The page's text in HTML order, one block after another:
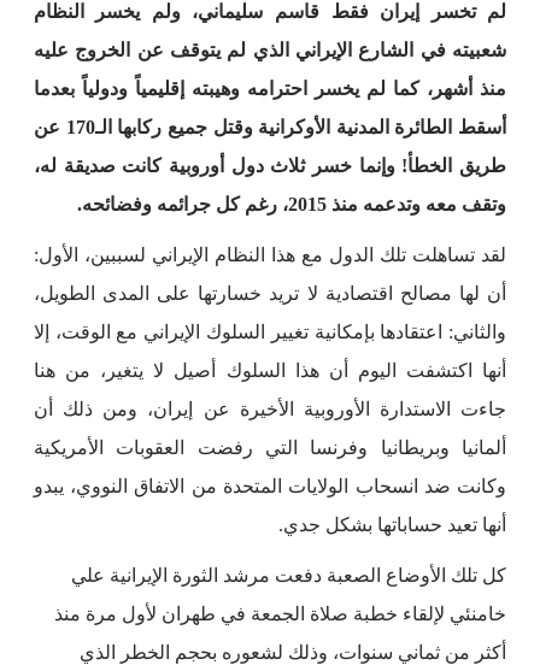
لم تخسر إيران فقط قاسم سليماني، ولم يخسر النظام
شعبيته في الشارع الإيراني الذي لم يتوقف عن الخروج عليه
منذ أشهر، كما لم يخسر احترامه وهيبته إقليمياً ودولياً بعدما
أسقط الطائرة المدنية الأوكرانية وقتل جميع ركابها الـ170 عن
طريق الخطأ! وإنما خسر ثلاث دول أوروبية كانت صديقة له،
وتقف معه وتدعمه منذ 2015، رغم كل جرائمه وفضائحه.
لقد تساهلت تلك الدول مع هذا النظام الإيراني لسببين، الأول:
أن لها مصالح اقتصادية لا تريد خسارتها على المدى الطويل،
والثاني: اعتقادها بإمكانية تغيير السلوك الإيراني مع الوقت، إلا
أنها اكتشفت اليوم أن هذا السلوك أصيل لا يتغير، من هنا
جاءت الاستدارة الأوروبية الأخيرة عن إيران، ومن ذلك أن
ألمانيا وبريطانيا وفرنسا التي رفضت العقوبات الأمريكية
وكانت ضد انسحاب الولايات المتحدة من الاتفاق النووي، يبدو
أنها تعيد حساباتها بشكل جدي.
كل تلك الأوضاع الصعبة دفعت مرشد الثورة الإيرانية علي
خامنئي لإلقاء خطبة صلاة الجمعة في طهران لأول مرة منذ
أكثر من ثماني سنوات، وذلك لشعوره بحجم الخطر الذي